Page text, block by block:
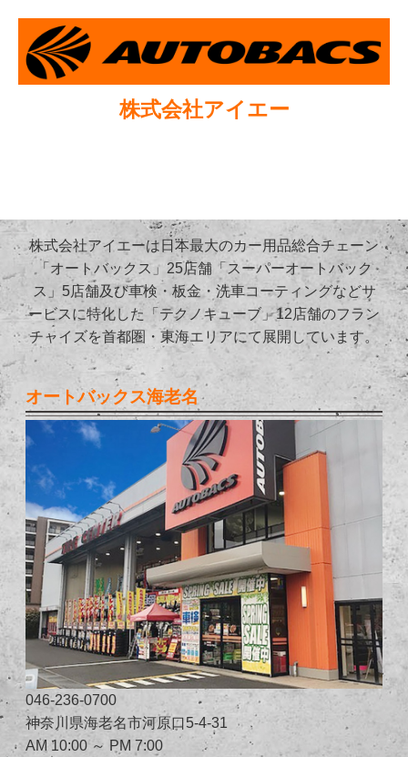
株式会社アイエー
株式会社アイエーは日本最大のカー用品総合チェーン
「オートバックス」25店舗「スーパーオートバック
ス」5店舗及び車検・板金・洗車コーティングなどサ
ービスに特化した「テクノキューブ」12店舗のフラン
チャイズを首都圏・東海エリアにて展開しています。
オートバックス海老名
046-236-0700
神奈川県海老名市河原口5-4-31
AM 10:00 ～ PM 7:00